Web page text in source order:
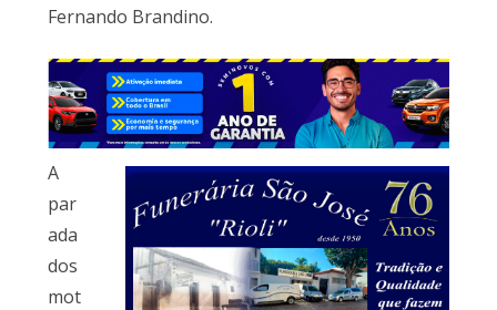
Fernando Brandino.
A
par
ada
dos
mot